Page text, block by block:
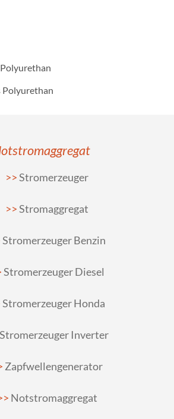
Polyurethan
Stromerzeuger
Stromaggregat
Stromerzeuger Benzin
Stromerzeuger Diesel
Stromerzeuger Honda
Stromerzeuger Inverter
Zapfwellengenerator
Notstromaggregat